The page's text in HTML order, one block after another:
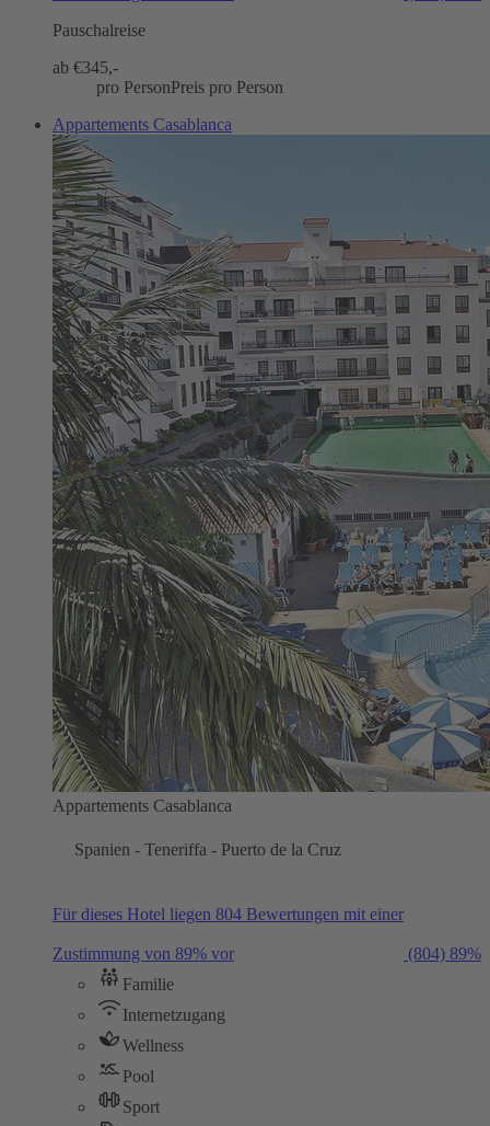
Pauschalreise
ab €345,-
pro PersonPreis pro Person
Appartements Casablanca
Appartements Casablanca
Spanien - Teneriffa - Puerto de la Cruz
Für dieses Hotel liegen 804 Bewertungen mit einer
Zustimmung von 89% vor (804) 89%
Familie
Internetzugang
Wellness
Pool
Sport